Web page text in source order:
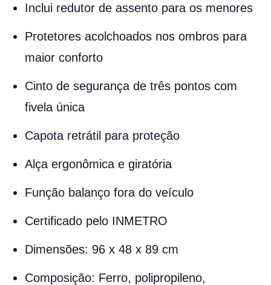
Inclui redutor de assento para os menores
Protetores acolchoados nos ombros para
maior conforto
Cinto de segurança de três pontos com
fivela única
Capota retrátil para proteção
Alça ergonômica e giratória
Função balanço fora do veículo
Certificado pelo INMETRO
Dimensões: 96 x 48 x 89 cm
Composição: Ferro, polipropileno,